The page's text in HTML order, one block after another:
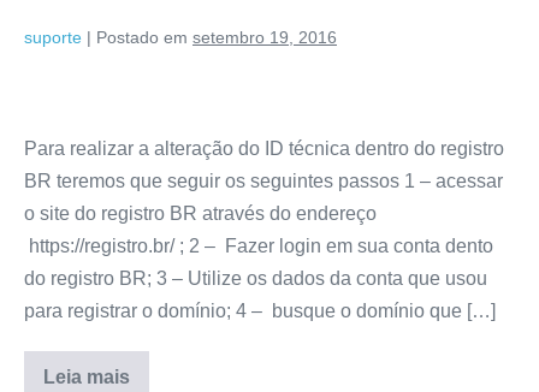
suporte | Postado em setembro 19, 2016
Para realizar a alteração do ID técnica dentro do registro
BR teremos que seguir os seguintes passos 1 – acessar
o site do registro BR através do endereço
https://registro.br/ ; 2 – Fazer login em sua conta dento
do registro BR; 3 – Utilize os dados da conta que usou
para registrar o domínio; 4 – busque o domínio que […]
Leia mais